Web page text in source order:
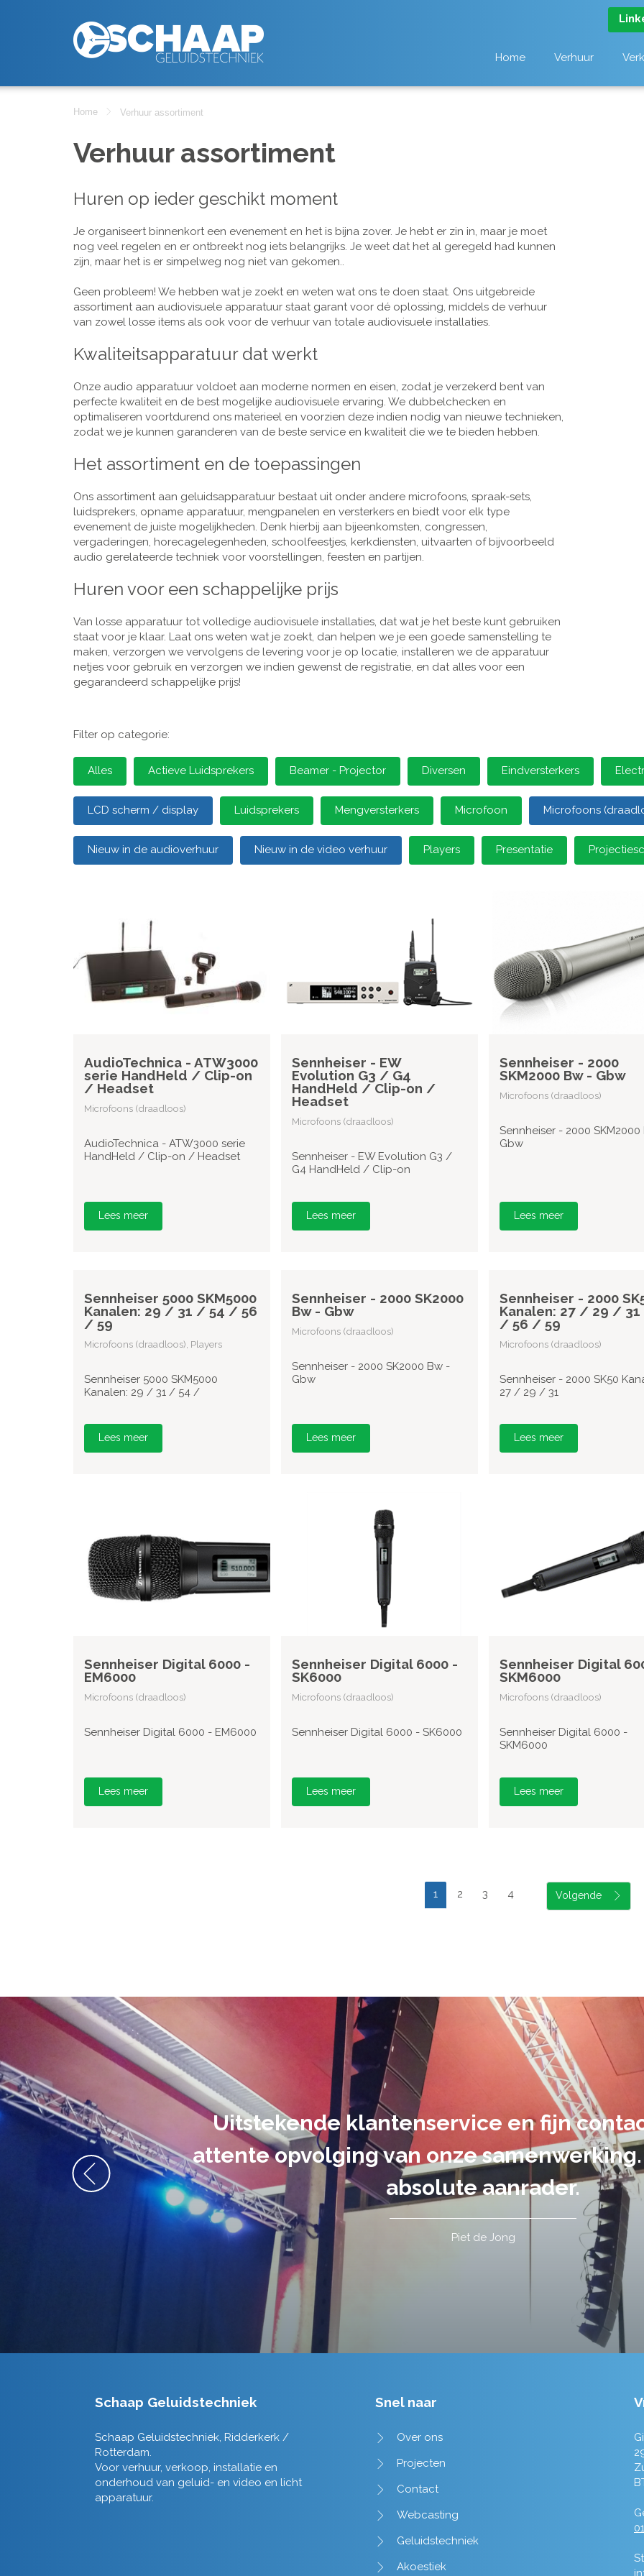
Home Verhuur
Home Verhuur assortiment
Verhuur assortiment
Huren op ieder geschikt moment
Je organiseert binnenkort een evenement en het is bijna zover. Je hebt er zin in, maar je moet
nog veel regelen en er ontbreekt nog iets belangrijks. Je weet dat het al geregeld had kunnen
zijn, maar het is er simpelweg nog niet van gekomen..
Geen probleem! We hebben wat je zoekt en weten wat ons te doen staat. Ons uitgebreide
assortiment aan audiovisuele apparatuur staat garant voor dé oplossing, middels de verhuur
van zowel losse items als ook voor de verhuur van totale audiovisuele installaties.
Kwaliteitsapparatuur dat werkt
Onze audio apparatuur voldoet aan moderne normen en eisen, zodat je verzekerd bent van
perfecte kwaliteit en de best mogelijke audiovisuele ervaring. We dubbelchecken en
optimaliseren voortdurend ons materieel en voorzien deze indien nodig van nieuwe technieken,
zodat we je kunnen garanderen van de beste service en kwaliteit die we te bieden hebben.
Het assortiment en de toepassingen
Ons assortiment aan geluidsapparatuur bestaat uit onder andere microfoons, spraak-sets,
luidsprekers, opname apparatuur, mengpanelen en versterkers en biedt voor elk type
evenement de juiste mogelijkheden. Denk hierbij aan bijeenkomsten, congressen,
vergaderingen, horecagelegenheden, schoolfeestjes, kerkdiensten, uitvaarten of bijvoorbeeld
audio gerelateerde techniek voor voorstellingen, feesten en partijen.
Huren voor een schappelijke prijs
Van losse apparatuur tot volledige audiovisuele installaties, dat wat je het beste kunt gebruiken
staat voor je klaar. Laat ons weten wat je zoekt, dan helpen we je een goede samenstelling te
maken, verzorgen we vervolgens de levering voor je op locatie, installeren we de apparatuur
netjes voor gebruik en verzorgen we indien gewenst de registratie, en dat alles voor een
gegarandeerd schappelijke prijs!
Filter op categorie:
Alles Actieve Luidsprekers Beamer - Projector Diversen Eindversterkers
LCD scherm / display Luidsprekers Mengversterkers Microfoon Microfoons
Nieuw in de audioverhuur Nieuw in de video verhuur Players Presentatie
AudioTechnica - ATW3000
serie HandHeld / Clip-on
/ Headset
Microfoons (draadloos)
AudioTechnica - ATW3000 serie
HandHeld / Clip-on / Headset
Lees meer
Sennheiser - EW
Evolution G3 / G4
HandHeld / Clip-on /
Headset
Microfoons (draadloos)
Sennheiser - EW Evolution G3 /
G4 HandHeld / Clip-on
Lees meer
Sennheiser - 2000
SKM2000 Bw - Gbw
Microfoons (draadloos)
Sennheiser - 2000 SKM2000
Gbw
Lees meer
Sennheiser 5000 SKM5000
Kanalen: 29 / 31 / 54 / 56
/ 59
Microfoons (draadloos), Players
Sennheiser 5000 SKM5000
Kanalen: 29 / 31 / 54 /
Lees meer
Sennheiser - 2000 SK2000
Bw - Gbw
Microfoons (draadloos)
Sennheiser - 2000 SK2000 Bw -
Gbw
Lees meer
Sennheiser - 2000
Kanalen: 27 / 29 /
/ 56 / 59
Microfoons (draadloos)
Sennheiser - 2000 SK50
27 / 29 / 31
Lees meer
Sennheiser Digital 6000 -
EM6000
Microfoons (draadloos)
Sennheiser Digital 6000 - EM6000
Lees meer
Sennheiser Digital 6000 -
SK6000
Microfoons (draadloos)
Sennheiser Digital 6000 - SK6000
Lees meer
Sennheiser Digital
SKM6000
Microfoons (draadloos)
Sennheiser Digital 6000 -
SKM6000
Lees meer
1 2 3 4
De audiovisuele uitvoering van ons
volledig uit handen gegeven en dat is een
tot in de puntjes verzorgd.
Tim de Lange
Schaap Geluidstechniek
Schaap Geluidstechniek, Ridderkerk /
Rotterdam.
Voor verhuur, verkoop, installatie en
onderhoud van geluid- en video en licht
apparatuur.
Snel naar
Over ons
Projecten
Contact
Webcasting
Geluidstechniek
Akoestiek